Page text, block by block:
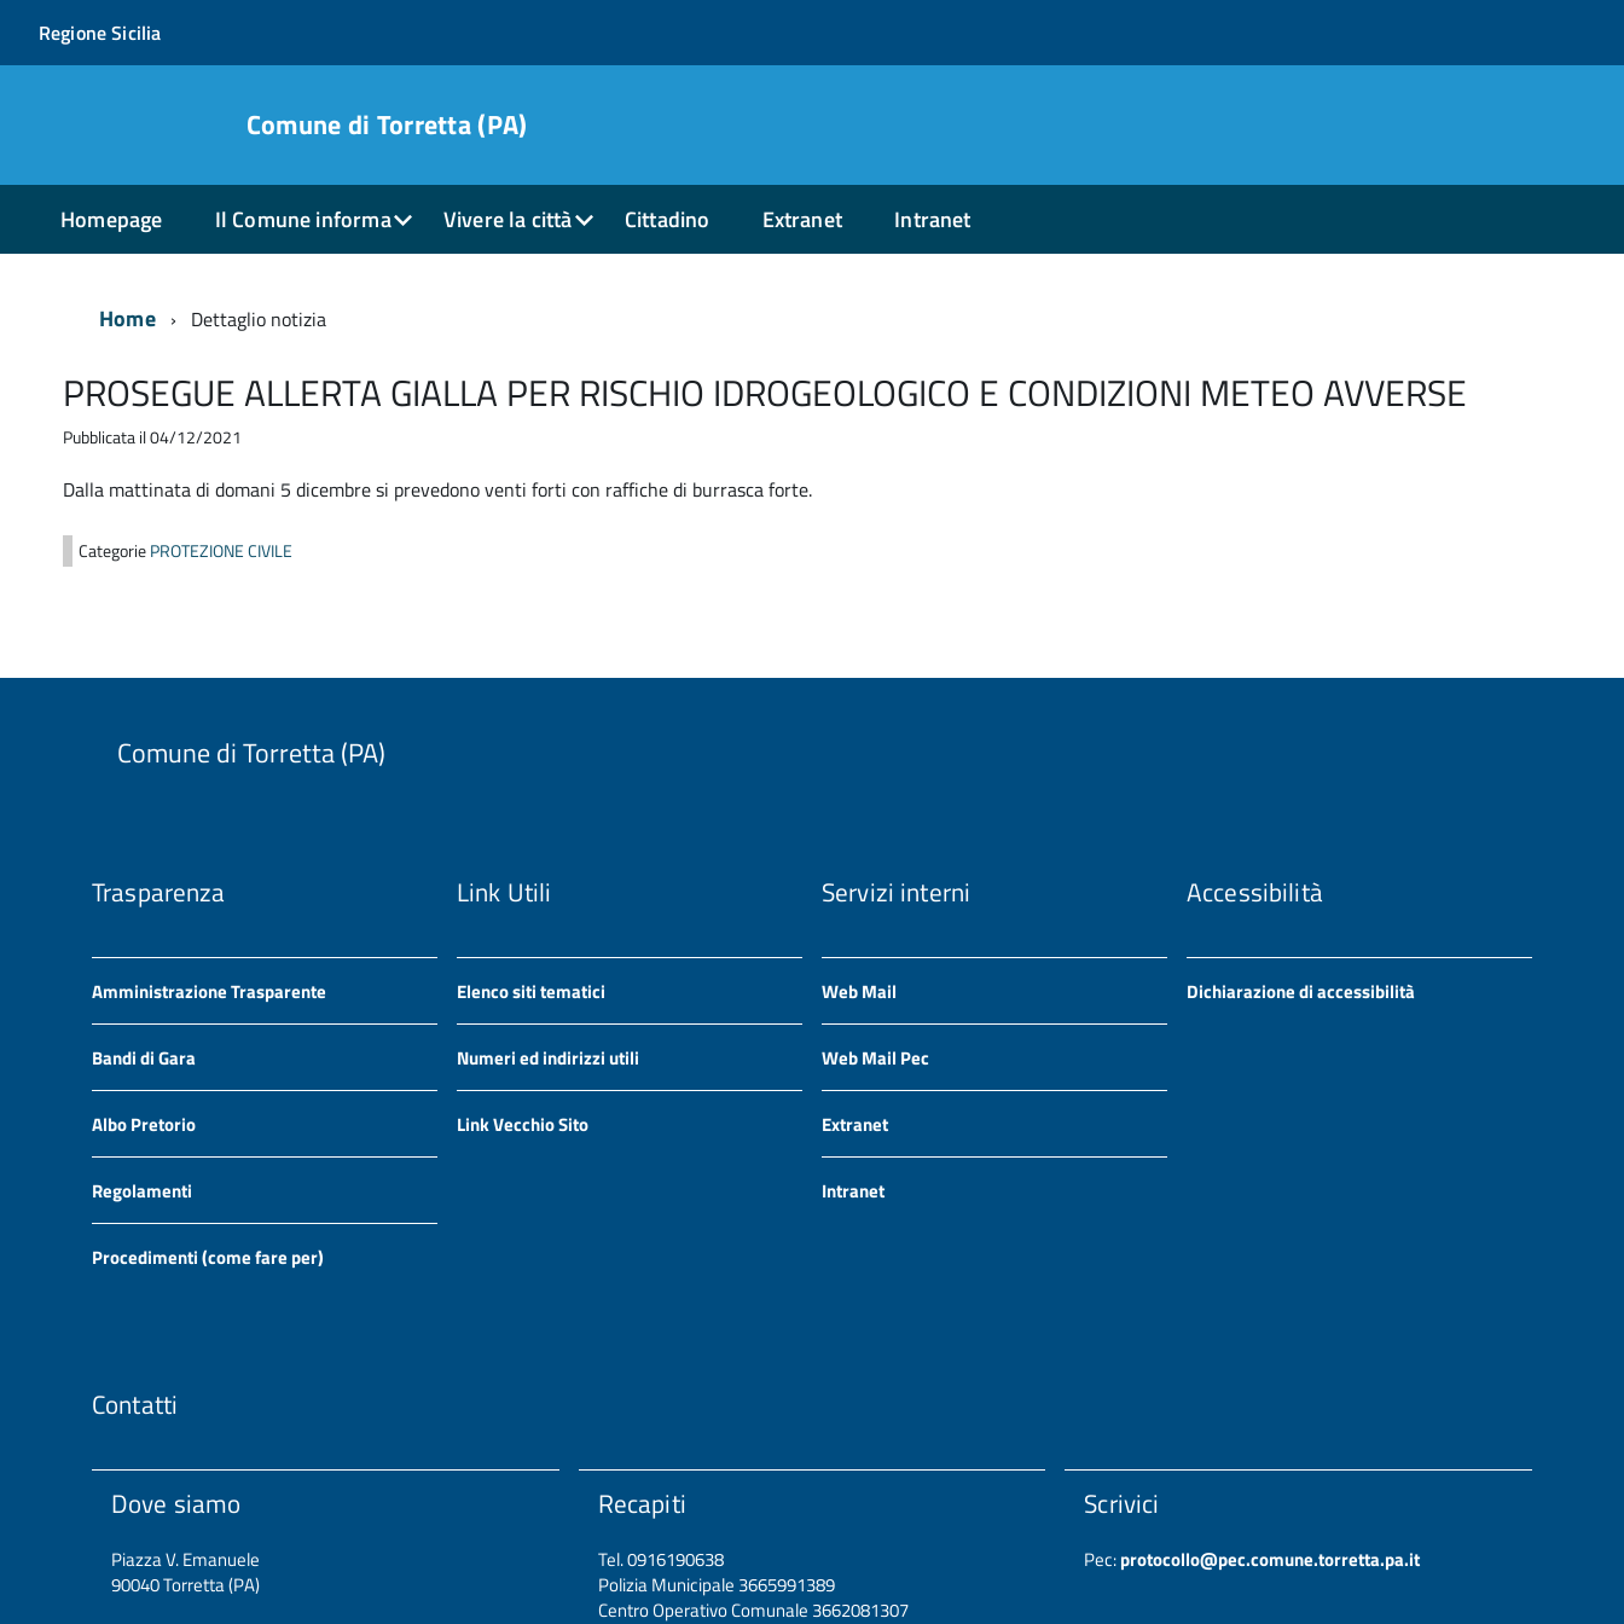
Regione Sicilia
Comune di Torretta (PA)
Homepage Il Comune informa Vivere la città Cittadino Extranet Intranet
Home Dettaglio notizia
PROSEGUE ALLERTA GIALLA PER RISCHIO IDROGEOLOGICO E CONDIZIONI METEO AVVERSE
Pubblicata il 04/12/2021
Dalla mattinata di domani 5 dicembre si prevedono venti forti con raffiche di burrasca forte.
CategoriePROTEZIONE CIVILE
Comune di Torretta (PA)
Trasparenza
Amministrazione Trasparente
Bandi di Gara
Albo Pretorio
Regolamenti
Procedimenti (come fare per)
Link Utili
Elenco siti tematici
Numeri ed indirizzi utili
Link Vecchio Sito
Servizi interni
Web Mail
Web Mail Pec
Extranet
Intranet
Accessibilità
Dichiarazione di accessibilità
Contatti
Dove siamo
Piazza V. Emanuele
90040 Torretta (PA)
Recapiti
Tel. 0916190638
Polizia Municipale 3665991389
Centro Operativo Comunale 3662081307
Scrivici
Pec:protocollo@pec.comune.torretta.pa.it